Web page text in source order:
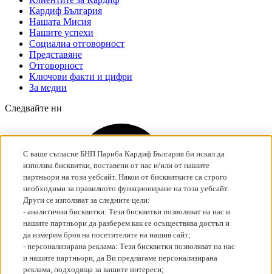
Кардиф България
Нашата Мисия
Нашите успехи
Социална отговорност
Представяне
Отговорност
Ключови факти и цифри
За медии
Следвайте ни
Google
С ваше съгласие БНП Париба Кардиф България би искал да
използва бисквитки, поставени от нас и/или от нашите
партньори на този уебсайт. Някои от бисквитките са строго
необходими за правилното функциониране на този уебсайт.
Други се използват за следните цели:
- aналитични бисквитки: Тези бисквитки позволяват на нас и
нашите партньори да разберем как се осъществява достъп и
да измерим броя на посетителите на нашия сайт;
- персонализирана реклама: Тези бисквитки позволяват на нас
и нашите партньори, да Ви предлагаме персонализирана
реклама, подходяща за вашите интереси;